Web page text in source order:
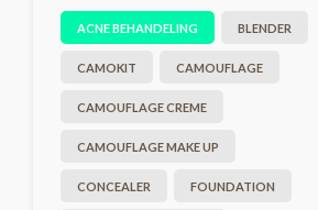
ACNE BEHANDELING BLENDER
CAMOKIT CAMOUFLAGE
CAMOUFLAGE CREME
CAMOUFLAGE MAKE UP
CONCEALER FOUNDATION